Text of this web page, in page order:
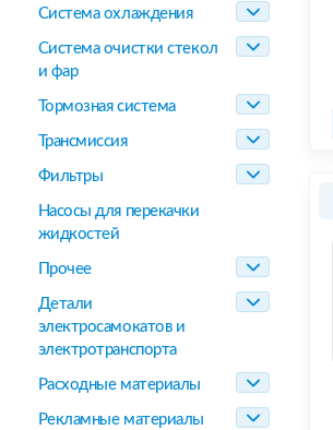
Система охлаждения
Система очистки стекол
и фар
Тормозная система
Трансмиссия
Фильтры
Насосы для перекачки
жидкостей
Прочее
Детали
электросамокатов и
электротранспорта
Расходные материалы
Рекламные материалы